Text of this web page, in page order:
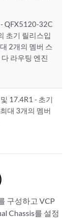
QFX5120-32C
초기 릴리스입
2개의 멤버 스
다 라우팅 엔진
17.4R1 - 초기
대 3개의 멤버
구성하고 VCP
Chassis를 설정